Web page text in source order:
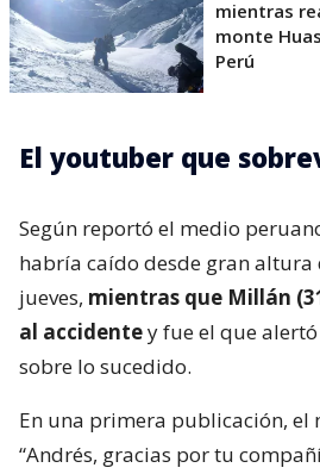
mientras
monte
Perú
El youtuber que
Según reportó el medio
habría caído desde gran
jueves, mientras que Millán
al accidentey fue el que
sobre lo sucedido.
En una primera publicación, el
“Andrés, gracias por tu